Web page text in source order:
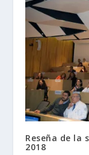
Reseña de la
2018